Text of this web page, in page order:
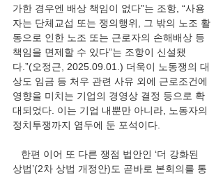
가한 경우엔 배상 책임이 없다”는 조항, “사용
자는 단체교섭 또는 쟁의행위, 그 밖의 노조 활
동으로 인한 노조 또는 근로자의 손해배상 등
책임을 면제할 수 있다”는 조항이 신설됐
다.”(오정근, 2025.09.01.) 더욱이 노동쟁의 대
상도 임금 등 처우 관련 사유 외에 근로조건에
영향을 미치는 기업의 경영상 결정 등으로 확
대되었다. 이는 기업 내뿐만 아니라, 노동자의
정치투쟁까지 염두에 둔 포석이다.
한편 이어 또 다른 쟁점 법안인 ‘더 강화된
상법’(2차 상법 개정안)도 곧바로 본회의를 통